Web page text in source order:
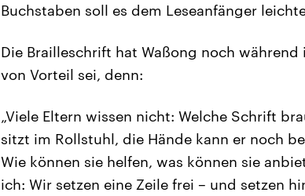
Buchstaben soll es dem Leseanfänger
Die Brailleschrift hat Waßong noch
von Vorteil sei, denn:
„Viele Eltern wissen nicht: Welche Schrift
sitzt im Rollstuhl, die Hände kann er noch
Wie können sie helfen, was können sie
ich: Wir setzen eine Zeile frei – und setzen